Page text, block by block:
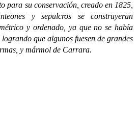
su conservación, creado en 1825,
y sepulcros se construyeran
y ordenado, ya que no se había
que algunos fuesen de grandes
y mármol de Carrara.